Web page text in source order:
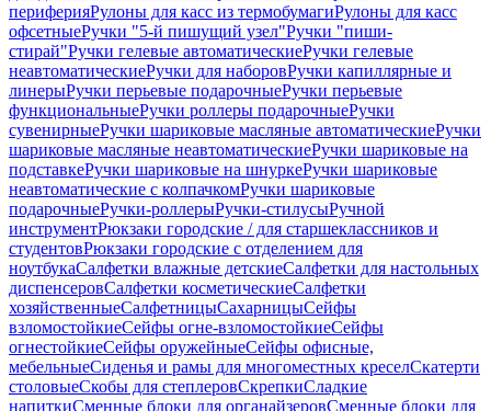
периферияРулоны для касс из термобумагиРулоны для касс
офсетныеРучки "5-й пишущий узел"Ручки "пиши-
стирай"Ручки гелевые автоматическиеРучки гелевые
неавтоматическиеРучки для наборовРучки капиллярные и
линерыРучки перьевые подарочныеРучки перьевые
функциональныеРучки роллеры подарочныеРучки
сувенирныеРучки шариковые масляные автоматическиеРучки
шариковые масляные неавтоматическиеРучки шариковые на
подставкеРучки шариковые на шнуркеРучки шариковые
неавтоматические с колпачкомРучки шариковые
подарочныеРучки-роллерыРучки-стилусыРучной
инструментРюкзаки городские / для старшеклассников и
студентовРюкзаки городские с отделением для
ноутбукаСалфетки влажные детскиеСалфетки для настольных
диспенсеровСалфетки косметическиеСалфетки
хозяйственныеСалфетницыСахарницыСейфы
взломостойкиеСейфы огне-взломостойкиеСейфы
огнестойкиеСейфы оружейныеСейфы офисные,
мебельныеСиденья и рамы для многоместных креселСкатерти
столовыеСкобы для степлеровСкрепкиСладкие
напиткиСменные блоки для органайзеровСменные блоки для